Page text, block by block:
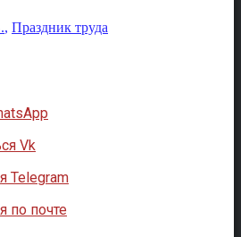
, Праздник труда
Vk
Telegram
по почте